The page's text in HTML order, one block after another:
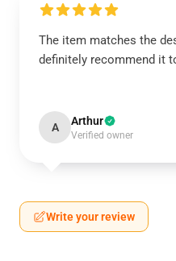
The item matches the
definitely recommend it
A Arthur
Verified owner
Write your review